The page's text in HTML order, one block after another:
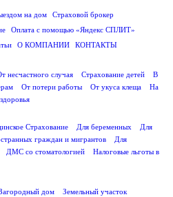
на дом
Страховой брокер
Оплата с помощью «Яндекс СПЛИТ»
О КОМПАНИИ
КОНТАКТЫ
несчастного случая Страхование детей
В
От потери работы От укуса клеща
На
Страхование Для беременных
Для
граждан и мигрантов
Для
ДМС со стоматологией
Налоговые льготы в
дом
Земельный участок